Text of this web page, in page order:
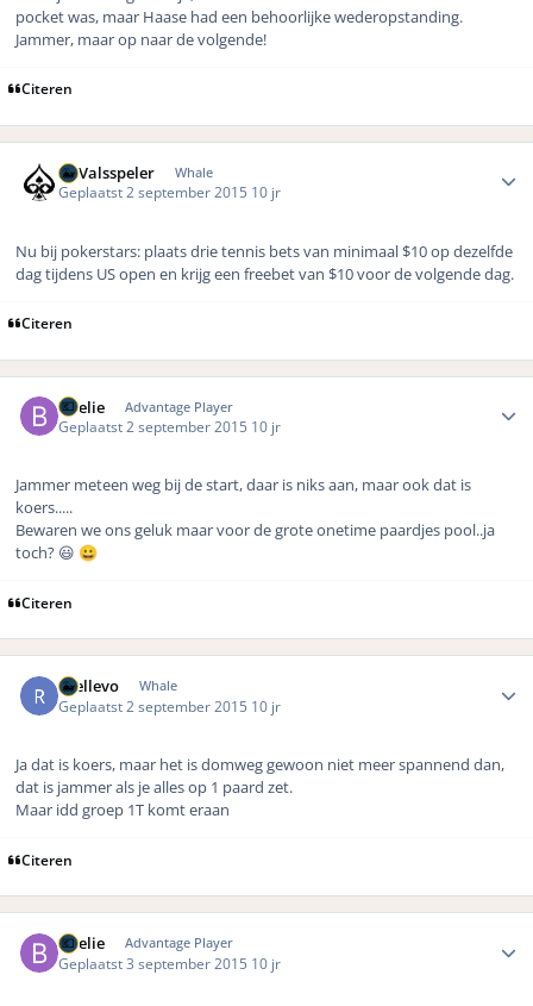
pocket was, maar Haase had een behoorlijke wederopstanding.
Jammer, maar op naar de volgende!
Citeren
DeValsspeler Whale
Geplaatst 2 september 2015 10 jr
Nu bij pokerstars: plaats drie tennis bets van minimaal $10 op dezelfde
dag tijdens US open en krijg een freebet van $10 voor de volgende dag.
Citeren
Boelie Advantage Player
Geplaatst 2 september 2015 10 jr
Jammer meteen weg bij de start, daar is niks aan, maar ook dat is
koers.....
Bewaren we ons geluk maar voor de grote onetime paardjes pool..ja
toch? 😃 😀
Citeren
rhellevo Whale
Geplaatst 2 september 2015 10 jr
Ja dat is koers, maar het is domweg gewoon niet meer spannend dan,
dat is jammer als je alles op 1 paard zet.
Maar idd groep 1T komt eraan
Citeren
Boelie Advantage Player
Geplaatst 3 september 2015 10 jr